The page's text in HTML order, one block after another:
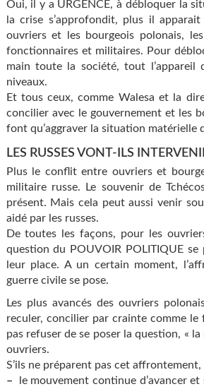
Oui, il y a URGENCE, à débloquer la
la crise s’approfondit, plus il
ouvriers et les bourgeois polonais,
fonctionnaires et militaires. Pour
main toute la société, tout l’appareil
niveaux.
Et tous ceux, comme Walesa et la
concilier avec le gouvernement et les
font qu’aggraver la situation matérielle
LES RUSSES VONT-ILS
Plus le conflit entre ouvriers et
militaire russe. Le souvenir de
présent. Mais cela peut aussi venir
aidé par les russes.
De toutes les façons, pour les
question du POUVOIR POLITIQUE
leur place. A un certain moment,
guerre civile se pose.
Les plus avancés des ouvriers
reculer, concilier par crainte comme
pas refuser de se poser la question, «
ouvriers.
S’ils ne préparent pas cet
– le mouvement continue d’avancer